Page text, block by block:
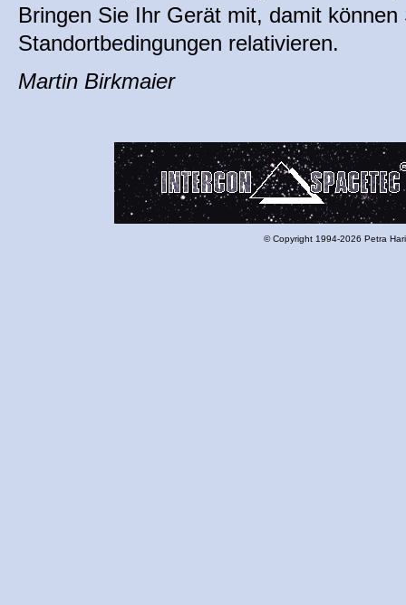
Bringen Sie Ihr Gerät mit, damit
Standortbedingungen relativieren.
Martin Birkmaier
© Copyright 1994-2026 Petra